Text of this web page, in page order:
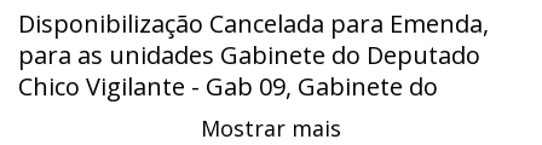
Disponibilização Cancelada para Emenda,
para as unidades Gabinete do Deputado
Chico Vigilante - Gab 09, Gabinete do
Deputado Daniel Donizet - Gab 15, Gabinete
Mostrar mais